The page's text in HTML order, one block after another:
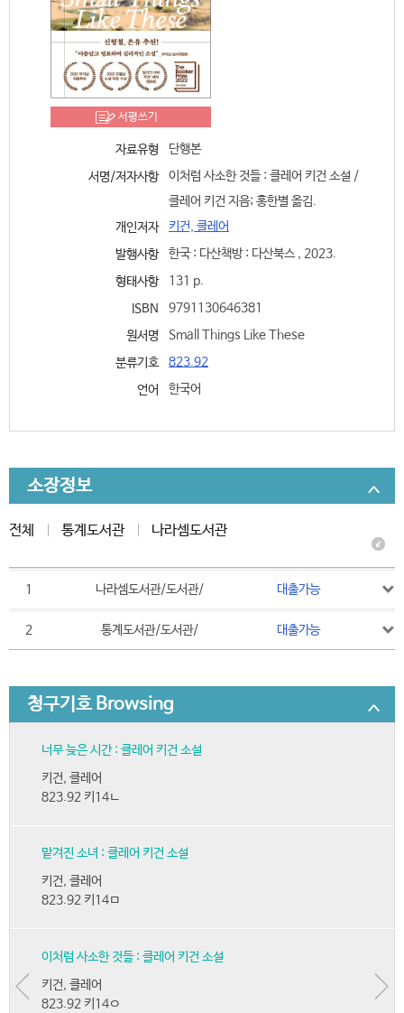
서평쓰기
자료유형
단행본
서명/저자사항
이처럼 사소한 것들 : 클레어 키건 소설 /
클레어 키건 지음; 홍한별 옮김.
개인저자
키건, 클레어
발행사항
한국 : 다산책방 : 다산북스 , 2023.
형태사항
131 p.
ISBN
9791130646381
원서명
Small Things Like These
분류기호
823.92
언어
한국어
소장정보
전체 통계도서관 나라셈도서관
1 나라셈도서관/도서관/ 대출가능
2 통계도서관/도서관/ 대출가능
청구기호 Browsing
너무 늦은 시간 : 클레어 키건 소설
키건, 클레어
823.92 키14ㄴ
맡겨진 소녀 : 클레어 키건 소설
키건, 클레어
823.92 키14ㅁ
이처럼 사소한 것들 : 클레어 키건 소설
키건, 클레어
823.92 키14ㅇ